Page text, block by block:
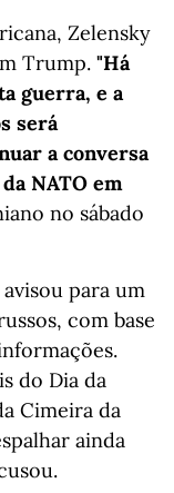
Zelensky
Trump. "Há
guerra, e a
será
a conversa
NATO em
no sábado
para um
com base
do Dia da
Cimeira da
ainda